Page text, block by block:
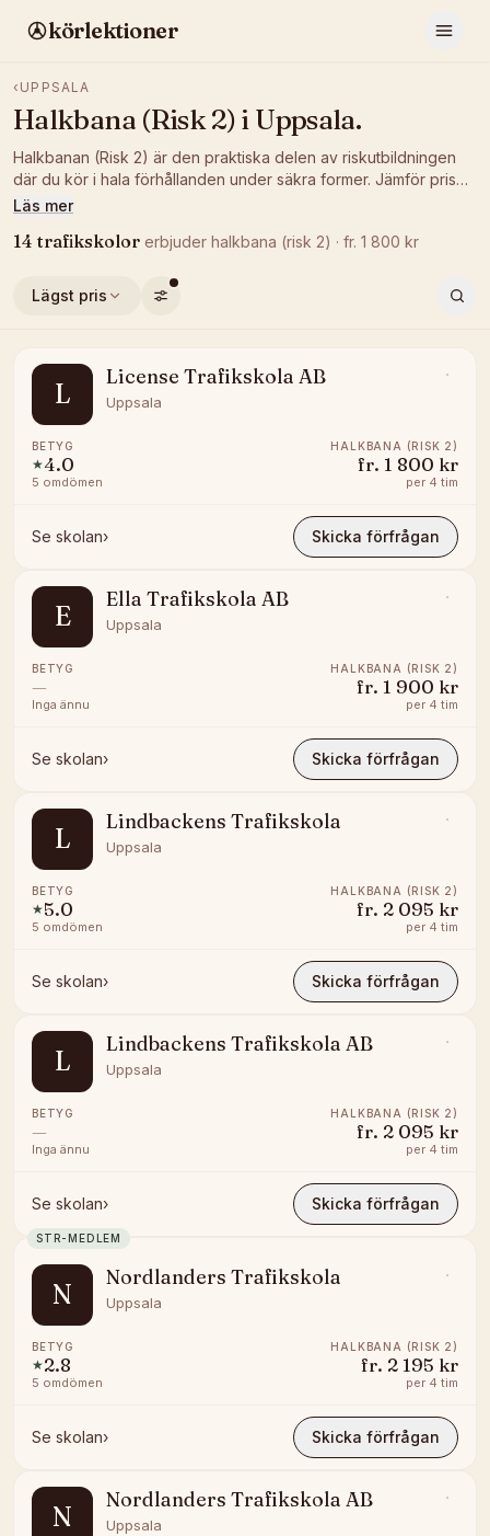
körlektioner
‹ UPPSALA
Halkbana (Risk 2)iUppsala.
Halkbanan (Risk 2) är den praktiska delen av riskutbildningen
där du kör i hala förhållanden under säkra former. Jämför pris
och betyg hos trafikskolor i Uppsala som ordnar halkbana och
Läs mer
14 trafikskolor erbjuder halkbana (risk 2) · fr. 1 800 kr
Lägst pris
L
License Trafikskola AB
Uppsala
BETYG
★4.0
5 omdömen
HALKBANA (RISK 2)
fr. 1 800 kr
per 4 tim
Se skolan› Skicka förfrågan
E
Ella Trafikskola AB
Uppsala
BETYG
—
Inga ännu
HALKBANA (RISK 2)
fr. 1 900 kr
per 4 tim
Se skolan› Skicka förfrågan
L
Lindbackens Trafikskola
Uppsala
BETYG
★5.0
5 omdömen
HALKBANA (RISK 2)
fr. 2 095 kr
per 4 tim
Se skolan› Skicka förfrågan
L
Lindbackens Trafikskola AB
Uppsala
BETYG
—
Inga ännu
HALKBANA (RISK 2)
fr. 2 095 kr
per 4 tim
Se skolan› Skicka förfrågan
STR-MEDLEM
N
Nordlanders Trafikskola
Uppsala
BETYG
★2.8
5 omdömen
HALKBANA (RISK 2)
fr. 2 195 kr
per 4 tim
Se skolan› Skicka förfrågan
N
Nordlanders Trafikskola AB
Uppsala